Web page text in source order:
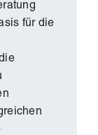
für die